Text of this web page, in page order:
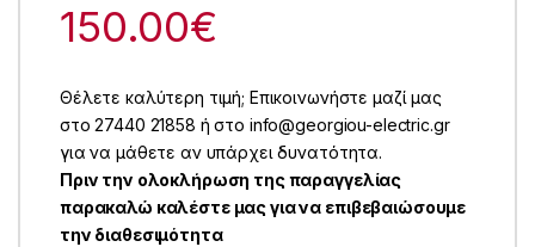
150.00€
Θέλετε καλύτερη τιμή; Επικοινωνήστε μαζί μας
στο 27440 21858 ή στο info@georgiou-electric.gr
για να μάθετε αν υπάρχει δυνατότητα.
Πριν την ολοκλήρωση της παραγγελίας
παρακαλώ καλέστε μας για να επιβεβαιώσουμε
την διαθεσιμότητα